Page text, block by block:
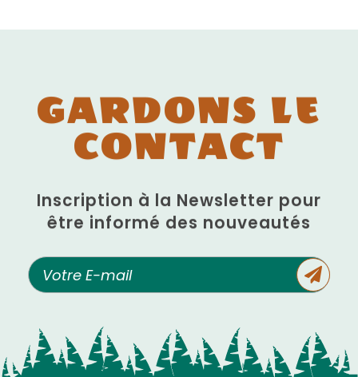
GARDONS LE
CONTACT
Inscription à la Newsletter pour
être informé des nouveautés